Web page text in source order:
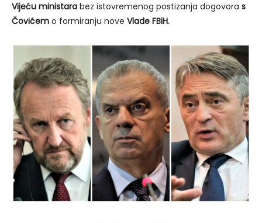
Vijeću ministara bez istovremenog postizanja dogovora s
Čovićem o formiranju nove Vlade FBiH.